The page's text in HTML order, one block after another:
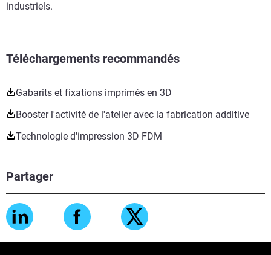
Téléchargements recommandés
Gabarits et fixations imprimés en 3D
Booster l'activité de l'atelier avec la fabrication additive
Technologie d'impression 3D FDM
Partager
industriels.